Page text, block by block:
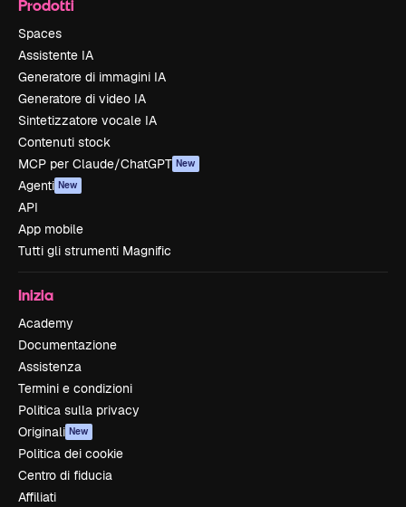
Prodotti
Spaces
Assistente IA
Generatore di immagini IA
Generatore di video IA
Sintetizzatore vocale IA
Contenuti stock
MCP per Claude/ChatGPT New
Agenti New
API
App mobile
Tutti gli strumenti Magnific
Inizia
Academy
Documentazione
Assistenza
Termini e condizioni
Politica sulla privacy
Originali New
Politica dei cookie
Centro di fiducia
Affiliati